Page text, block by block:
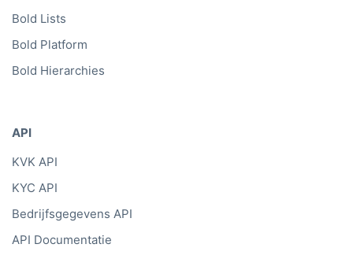
Bold Lists
Bold Platform
Bold Hierarchies
API
KVK API
KYC API
Bedrijfsgegevens API
API Documentatie